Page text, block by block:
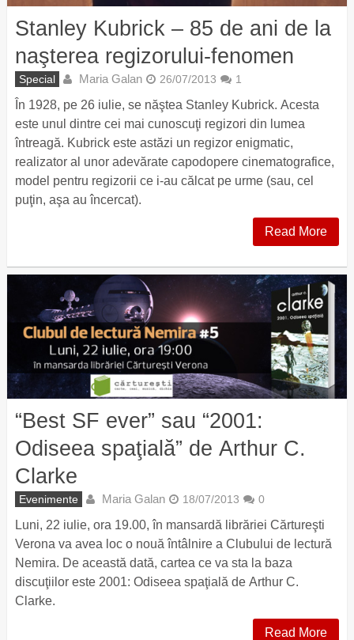
Stanley Kubrick – 85 de ani de la
naşterea regizorului-fenomen
Special Maria Galan 26/07/2013 1
În 1928, pe 26 iulie, se năştea Stanley Kubrick. Acesta
este unul dintre cei mai cunoscuţi regizori din lumea
întreagă. Kubrick este astăzi un regizor enigmatic,
realizator al unor adevărate capodopere cinematografice,
model pentru regizorii ce i-au călcat pe urme (sau, cel
puţin, aşa au încercat).
Read More
“Best SF ever” sau “2001:
Odiseea spaţială” de Arthur C.
Clarke
Evenimente Maria Galan 18/07/2013 0
Luni, 22 iulie, ora 19.00, în mansardă librăriei Cărtureşti
Verona va avea loc o nouă întâlnire a Clubului de lectură
Nemira. De această dată, cartea ce va sta la baza
discuţiilor este 2001: Odiseea spaţială de Arthur C.
Clarke.
Read More